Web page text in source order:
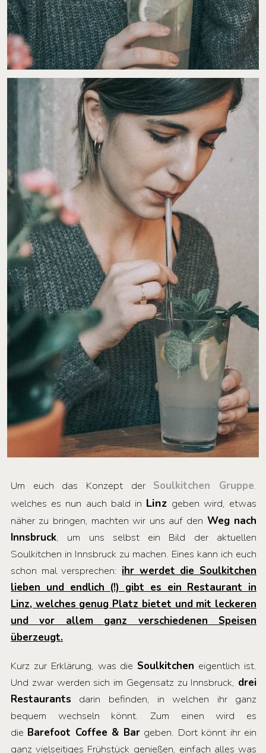
Um euch das Konzept der Soulkitchen Gruppe,
welches es nun auch bald in Linz geben wird, etwas
näher zu bringen, machten wir uns auf den Weg nach
Innsbruck, um uns selbst ein Bild der aktuellen
Soulkitchen in Innsbruck zu machen. Eines kann ich euch
schon mal versprechen: ihr werdet die Soulkitchen
lieben und endlich (!) gibt es ein Restaurant in
Linz, welches genug Platz bietet und mit leckeren
und vor allem ganz verschiedenen Speisen
überzeugt.
Kurz zur Erklärung, was die Soulkitchen eigentlich ist.
Und zwar werden sich im Gegensatz zu Innsbruck, drei
Restaurants darin befinden, in welchen ihr ganz
bequem wechseln könnt. Zum einen wird es
die Barefoot Coffee & Bargeben. Dort könnt ihr ein
ganz vielseitiges Frühstück genießen, einfach alles was